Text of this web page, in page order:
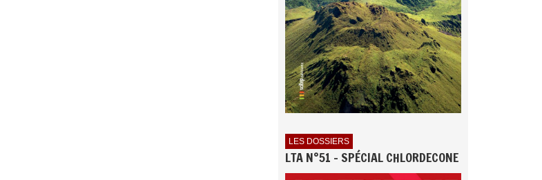
LES DOSSIERS
LTA N°51 - SPÉCIAL CHLORDECONE